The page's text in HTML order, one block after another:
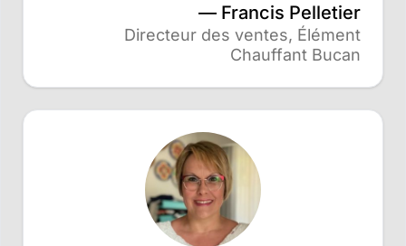
Francis Pelletier
Directeur des ventes, Élément
Chauffant Bucan